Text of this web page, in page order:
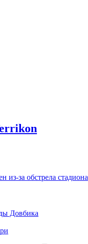
из-за обстрела стадиона
Довбика